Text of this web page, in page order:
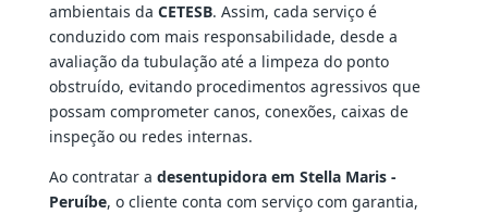
ambientais da CETESB. Assim, cada serviço é
conduzido com mais responsabilidade, desde a
avaliação da tubulação até a limpeza do ponto
obstruído, evitando procedimentos agressivos que
possam comprometer canos, conexões, caixas de
inspeção ou redes internas.
Ao contratar a desentupidora em Stella Maris -
Peruíbe, o cliente conta com serviço com garantia,